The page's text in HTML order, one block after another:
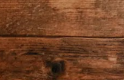
- Referencia Salarial
(2026) | Sueldos y Sindicatos